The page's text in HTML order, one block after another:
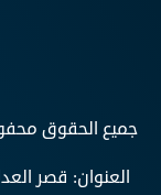
العنوان: قصر